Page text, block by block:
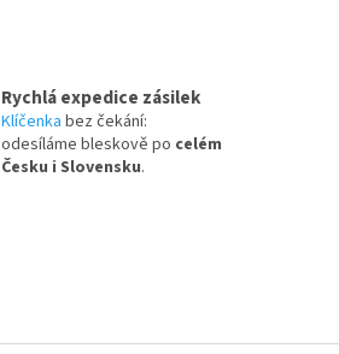
Rychlá expedice zásilek
Klíčenka bez čekání:
odesíláme bleskově po celém
Česku i Slovensku.